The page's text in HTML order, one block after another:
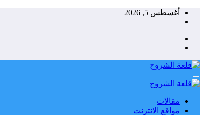
التجاوزأغسطس 5, 2026
مقالات
مواقع الانترنت